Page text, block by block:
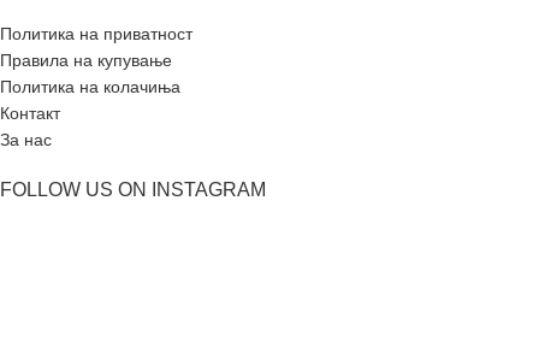
Политика на приватност
Правила на купување
Политика на колачиња
Контакт
За нас
FOLLOW US ON INSTAGRAM